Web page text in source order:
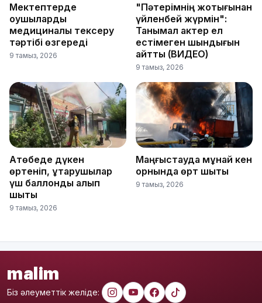
Мектептерде
оқушыларды
медициналық тексеру
тәртібі өзгереді
9 тамыз, 2026
"Пәтерімнің жоқтығынан
үйленбей жүрмін":
Танымал актер ел
естімеген шындығын
айтты (ВИДЕО)
9 тамыз, 2026
Ақтөбеде дүкен
өртеніп, құтқарушылар
үш баллонды алып
шықты
9 тамыз, 2026
Маңғыстауда мұнай кен
орнында өрт шықты
9 тамыз, 2026
malim
Біз әлеуметтік желіде: